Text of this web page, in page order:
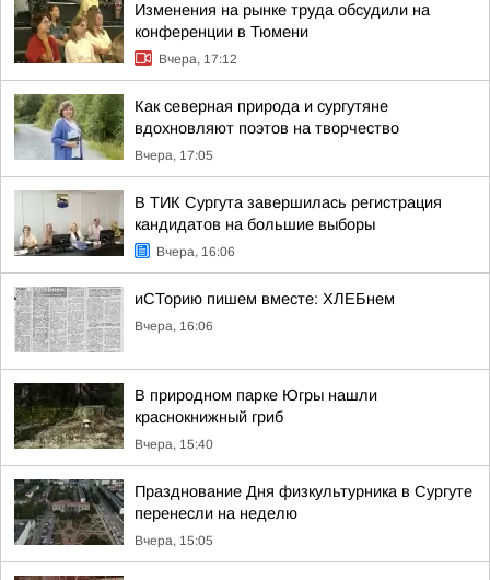
Изменения на рынке труда обсудили на
конференции в Тюмени
Вчера, 17:12
Как северная природа и сургутяне
вдохновляют поэтов на творчество
Вчера, 17:05
В ТИК Сургута завершилась регистрация
кандидатов на большие выборы
Вчера, 16:06
иСТорию пишем вместе: ХЛЕБнем
Вчера, 16:06
В природном парке Югры нашли
краснокнижный гриб
Вчера, 15:40
Празднование Дня физкультурника в Сургуте
перенесли на неделю
Вчера, 15:05